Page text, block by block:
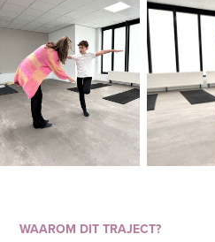
WAAROM DIT TRAJECT?